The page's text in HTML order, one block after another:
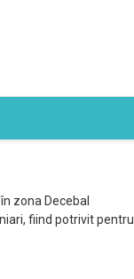
zona Decebal
fiind potrivit pentru